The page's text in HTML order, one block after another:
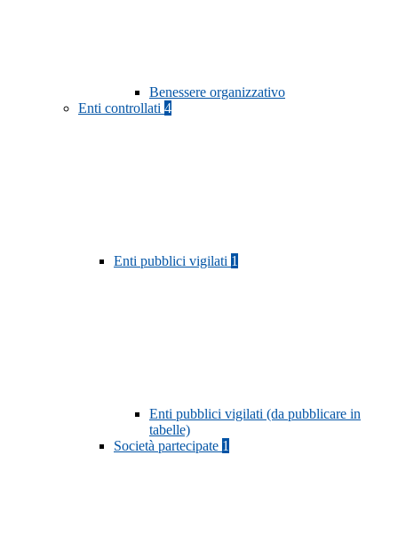
Benessere organizzativo
Enti controllati 4
Enti pubblici vigilati 1
Enti pubblici vigilati (da pubblicare in
tabelle)
Società partecipate 1